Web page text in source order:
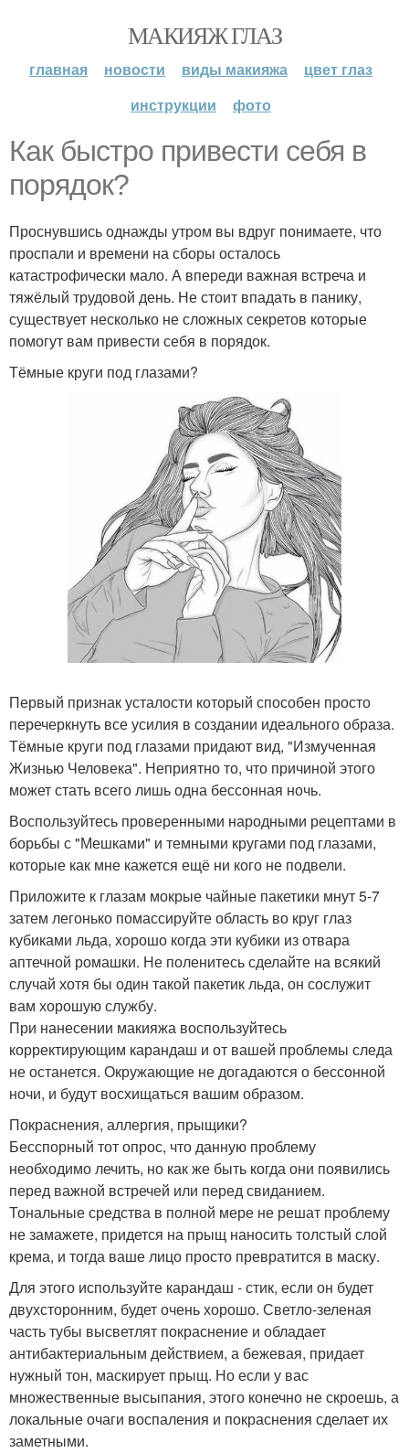
МАКИЯЖ ГЛАЗ
главная новости виды макияжа
цвет глаз
инструкции
фото
Как быстро привести себя в
порядок?
Проснувшись однажды утром вы вдруг понимаете, что
проспали и времени на сборы осталось
катастрофически мало. А впереди важная встреча и
тяжёлый трудовой день. Не стоит впадать в панику,
существует несколько не сложных секретов которые
помогут вам привести себя в порядок.
Тёмные круги под глазами?
Первый признак усталости который способен просто
перечеркнуть все усилия в создании идеального образа.
Тёмные круги под глазами придают вид, "Измученная
Жизнью Человека". Неприятно то, что причиной этого
может стать всего лишь одна бессонная ночь.
Воспользуйтесь проверенными народными рецептами в
борьбы с "Мешками" и темными кругами под глазами,
которые как мне кажется ещё ни кого не подвели.
Приложите к глазам мокрые чайные пакетики мнут 5-7
затем легонько помассируйте область во круг глаз
кубиками льда, хорошо когда эти кубики из отвара
аптечной ромашки. Не поленитесь сделайте на всякий
случай хотя бы один такой пакетик льда, он сослужит
вам хорошую службу.
При нанесении макияжа воспользуйтесь
корректирующим карандаш и от вашей проблемы следа
не останется. Окружающие не догадаются о бессонной
ночи, и будут восхищаться вашим образом.
Покраснения, аллергия, прыщики?
Бесспорный тот опрос, что данную проблему
необходимо лечить, но как же быть когда они появились
перед важной встречей или перед свиданием.
Тональные средства в полной мере не решат проблему
не замажете, придется на прыщ наносить толстый слой
крема, и тогда ваше лицо просто превратится в маску.
Для этого используйте карандаш - стик, если он будет
двухсторонним, будет очень хорошо. Светло-зеленая
часть тубы высветлят покраснение и обладает
антибактериальным действием, а бежевая, придает
нужный тон, маскирует прыщ. Но если у вас
множественные высыпания, этого конечно не скроешь, а
локальные очаги воспаления и покраснения сделает их
заметными.